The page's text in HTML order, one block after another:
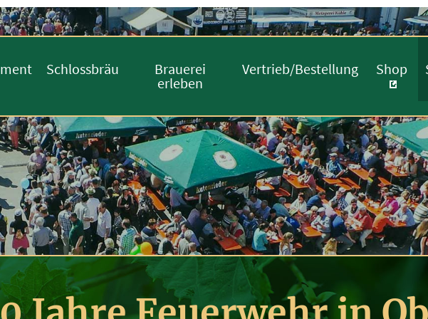
Schlossbräu
Brauerei
erleben
Vertrieb/Bestellung Shop